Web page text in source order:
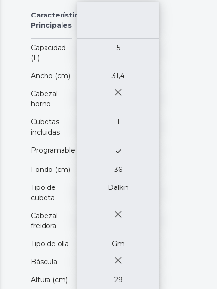
Características
Principales
Capacidad
(L)
5
Ancho (cm) 31,4
Cabezal
horno
Cubetas
incluidas
1
Programable
Fondo (cm) 36
Tipo de
cubeta
Dalkin
Cabezal
freidora
Tipo de olla Gm
Báscula
Altura (cm) 29